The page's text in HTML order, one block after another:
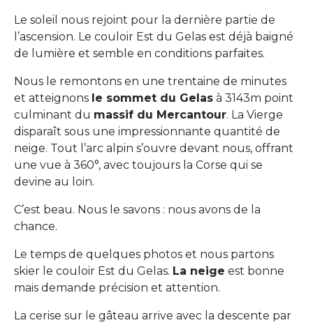
Le soleil nous rejoint pour la dernière partie de
l’ascension. Le couloir Est du Gelas est déjà baigné
de lumière et semble en conditions parfaites.
Nous le remontons en une trentaine de minutes
et atteignons le sommet du Gelas à 3143m point
culminant du massif du Mercantour. La Vierge
disparaît sous une impressionnante quantité de
neige. Tout l’arc alpin s’ouvre devant nous, offrant
une vue à 360°, avec toujours la Corse qui se
devine au loin.
C’est beau. Nous le savons : nous avons de la
chance.
Le temps de quelques photos et nous partons
skier le couloir Est du Gelas. La neige est bonne
mais demande précision et attention.
La cerise sur le gâteau arrive avec la descente par